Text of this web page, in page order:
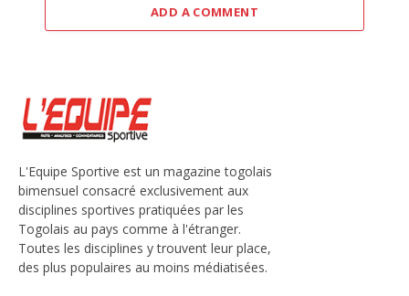
ADD A COMMENT
L'Equipe Sportive est un magazine togolais
bimensuel consacré exclusivement aux
disciplines sportives pratiquées par les
Togolais au pays comme à l'étranger.
Toutes les disciplines y trouvent leur place,
des plus populaires au moins médiatisées.